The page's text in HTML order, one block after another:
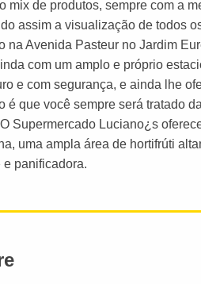
mix de produtos, sempre com a
assim a visualização de todos
na Avenida Pasteur no Jardim
com um amplo e próprio
e com segurança, e ainda lhe
é que você sempre será tratado
Supermercado Luciano¿s
uma ampla área de hortifrúti
e panificadora.